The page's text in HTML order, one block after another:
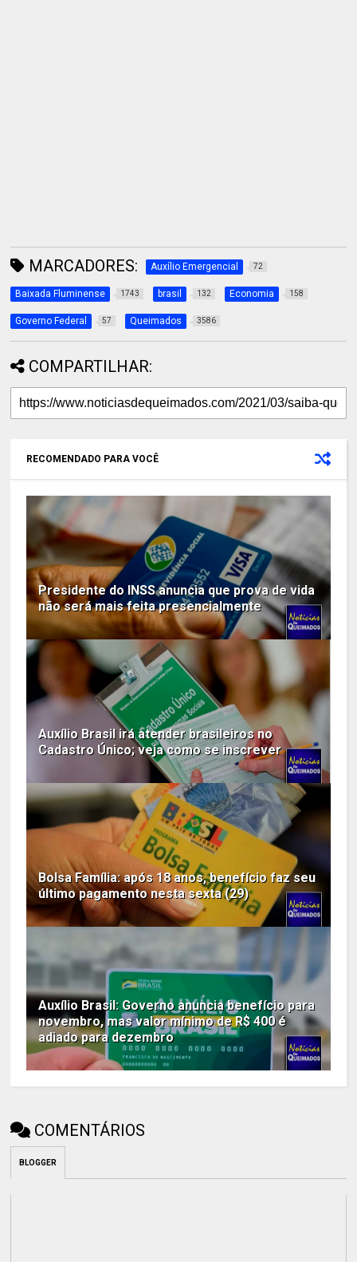
MARCADORES: Auxílio Emergencial 72
Baixada Fluminense 1743 brasil 132 Economia 158
Governo Federal 57 Queimados 3586
COMPARTILHAR:
RECOMENDADO PARA VOCÊ
Presidente do INSS anuncia que prova de vida
não será mais feita presencialmente
Auxílio Brasil irá atender brasileiros no
Cadastro Único; veja como se inscrever
Bolsa Família: após 18 anos, benefício faz seu
último pagamento nesta sexta (29)
Auxílio Brasil: Governo anuncia benefício para
novembro, mas valor mínimo de R$ 400 é
adiado para dezembro
COMENTÁRIOS
BLOGGER